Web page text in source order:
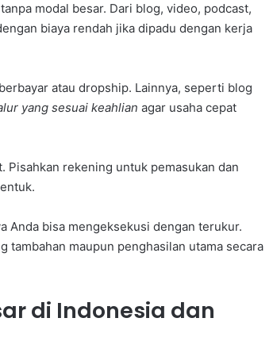
modal besar. Dari blog, video, podcast,
biaya rendah jika dipadu dengan kerja
atau dropship. Lainnya, seperti blog
yang sesuai keahlian agar usaha cepat
Pisahkan rekening untuk pemasukan dan
Anda bisa mengeksekusi dengan terukur.
tambahan maupun penghasilan utama secara
di Indonesia dan